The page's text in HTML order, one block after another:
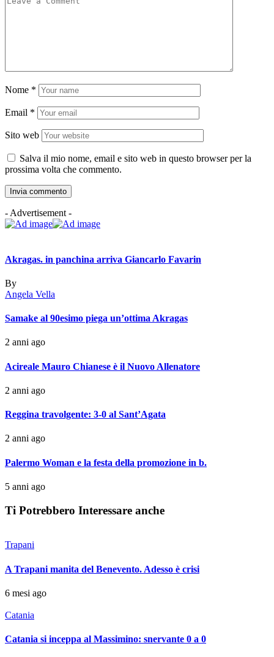
Nome *
Email *
Sito web
Salva il mio nome, email e sito web in questo browser per la
prossima volta che commento.
- Advertisement -
Akragas. in panchina arriva Giancarlo Favarin
By
Angela Vella
Samake al 90esimo piega un’ottima Akragas
2 anni ago
Acireale Mauro Chianese è il Nuovo Allenatore
2 anni ago
Reggina travolgente: 3-0 al Sant’Agata
2 anni ago
Palermo Woman e la festa della promozione in b.
5 anni ago
Ti Potrebbero Interessare anche
Trapani
A Trapani manita del Benevento. Adesso è crisi
6 mesi ago
Catania
Catania si inceppa al Massimino: snervante 0 a 0